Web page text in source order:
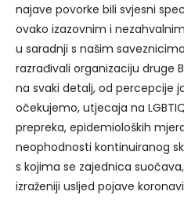
najave povorke bili svjesni
ovako izazovnim i
u saradnji s našim
razrađivali organizaciju druge
na svaki detalj, od percepcije
očekujemo, utjecaja na
prepreka, epidemioloških
neophodnosti kontinuiranog
s kojima se zajednica
izraženiji usljed pojave